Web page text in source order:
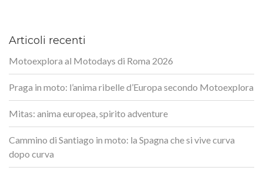
Articoli recenti
Motoexplora al Motodays di Roma 2026
Praga in moto: l’anima ribelle d’Europa secondo Motoexplora
Mitas: anima europea, spirito adventure
Cammino di Santiago in moto: la Spagna che si vive curva
dopo curva